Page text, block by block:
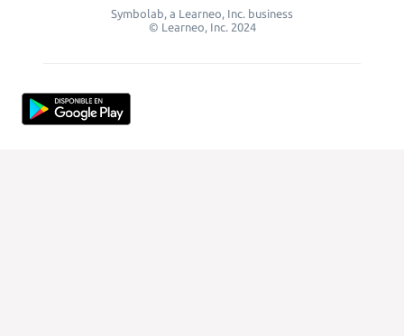
Symbolab, a Learneo, Inc. business
© Learneo, Inc. 2024